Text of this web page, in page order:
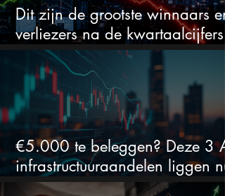
Dit zijn de grootste winnaars en
verliezers na de kwartaalcijfers
(2 springen eruit)
€5.000 te beleggen? Deze 3
infrastructuuraandelen liggen nu
in de uitverkoop